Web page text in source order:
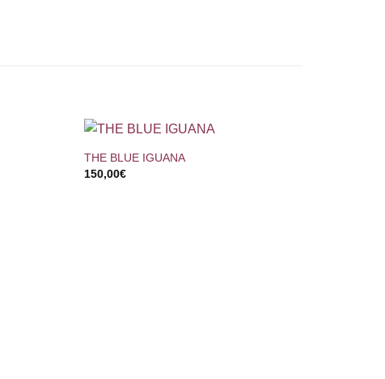
+
THE BLUE IGUANA
150,00€